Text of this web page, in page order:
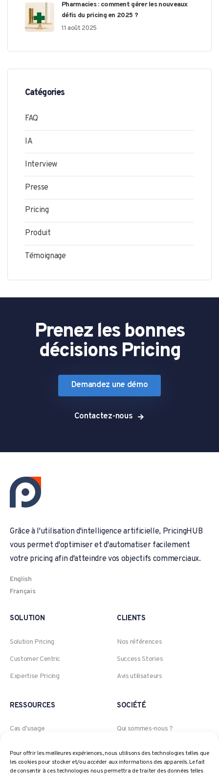
Pour offrir les meilleures expériences, nous utilisons des technologies telles que
les cookies pour stocker et/ou accéder aux informations des appareils. Le fait
de consentir à ces technologies nous permettra de traiter des données telles
Pharmacies : comment gérer les nouveaux
défis du pricing en 2025 ?
11 août 2025
Catégories
FAQ
IA
Interview
Presse
Pricing
Produit
Témoignage
Prenez les bonnes
décisions Pricing
Demandez une démo
Contactez-nous
Grâce à l'utilisation d'intelligence artificielle, PricingHUB
vous permet d'optimiser et d'automatiser facilement
votre pricing afin d'atteindre vos objectifs commerciaux.
English
Français
SOLUTION
Solution Pricing
Customer Centric
Expertise Pricing
CLIENTS
Nos références
Success Stories
Avis utilisateurs
RESSOURCES
Cas d’usage
Blog
SOCIÉTÉ
Qui sommes-nous ?
Groupe Akeneo